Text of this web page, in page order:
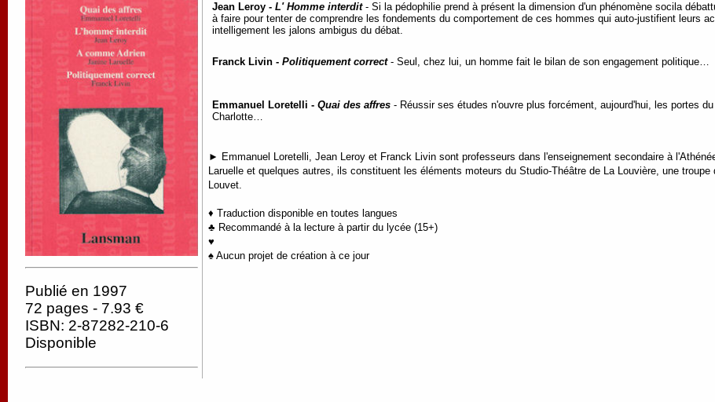
Publié en 1997
72 pages - 7.93 €
ISBN: 2-87282-210-6
Disponible
Jean Leroy - L' Homme interdit- Si la pédophilie prend à présent la dimension d'un phénomène socila
à faire pour tenter de comprendre les fondements du comportement de ces hommes qui auto-justifient leurs
intelligement les jalons ambigus du débat.
Franck Livin - Politiquement correct- Seul, chez lui, un homme fait le bilan de son engagement politique…
Emmanuel Loretelli - Quai des affres - Réussir ses études n'ouvre plus forcément, aujourd'hui, les portes
Charlotte…
► Emmanuel Loretelli, Jean Leroy et Franck Livin sont professeurs dans l'enseignement secondaire à
Laruelle et quelques autres, ils constituent les éléments moteurs du Studio-Théâtre de La Louvière, une
Louvet.
♦ Traduction disponible en toutes langues
♣ Recommandé à la lecture à partir du lycée (15+)
♥
♠ Aucun projet de création à ce jour